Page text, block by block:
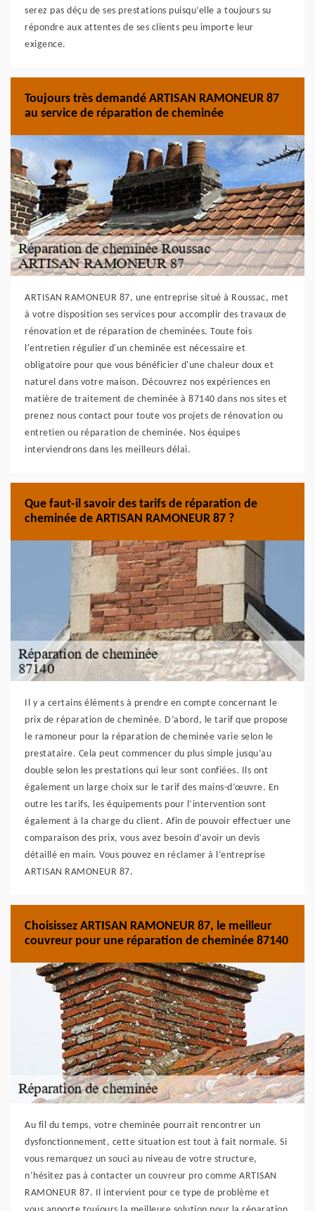
serez pas déçu de ses prestations puisqu’elle a toujours su
répondre aux attentes de ses clients peu importe leur
exigence.
Toujours très demandé ARTISAN RAMONEUR 87
au service de réparation de cheminée
ARTISAN RAMONEUR 87, une entreprise situé à Roussac, met
à votre disposition ses services pour accomplir des travaux de
rénovation et de réparation de cheminées. Toute fois
l'entretien régulier d'un cheminée est nécessaire et
obligatoire pour que vous bénéficier d'une chaleur doux et
naturel dans votre maison. Découvrez nos expériences en
matière de traitement de cheminée à 87140 dans nos sites et
prenez nous contact pour toute vos projets de rénovation ou
entretien ou réparation de cheminée. Nos équipes
interviendrons dans les meilleurs délai.
Que faut-il savoir des tarifs de réparation de
cheminée de ARTISAN RAMONEUR 87 ?
Il y a certains éléments à prendre en compte concernant le
prix de réparation de cheminée. D’abord, le tarif que propose
le ramoneur pour la réparation de cheminée varie selon le
prestataire. Cela peut commencer du plus simple jusqu’au
double selon les prestations qui leur sont confiées. Ils ont
également un large choix sur le tarif des mains-d’œuvre. En
outre les tarifs, les équipements pour l’intervention sont
également à la charge du client. Afin de pouvoir effectuer une
comparaison des prix, vous avez besoin d’avoir un devis
détaillé en main. Vous pouvez en réclamer à l’entreprise
ARTISAN RAMONEUR 87.
Choisissez ARTISAN RAMONEUR 87, le meilleur
couvreur pour une réparation de cheminée 87140
Au fil du temps, votre cheminée pourrait rencontrer un
dysfonctionnement, cette situation est tout à fait normale. Si
vous remarquez un souci au niveau de votre structure,
n’hésitez pas à contacter un couvreur pro comme ARTISAN
RAMONEUR 87. Il intervient pour ce type de problème et